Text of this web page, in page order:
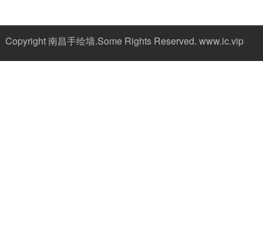
Copyright 南昌手绘墙.Some Rights Reserved. www.ic.vip